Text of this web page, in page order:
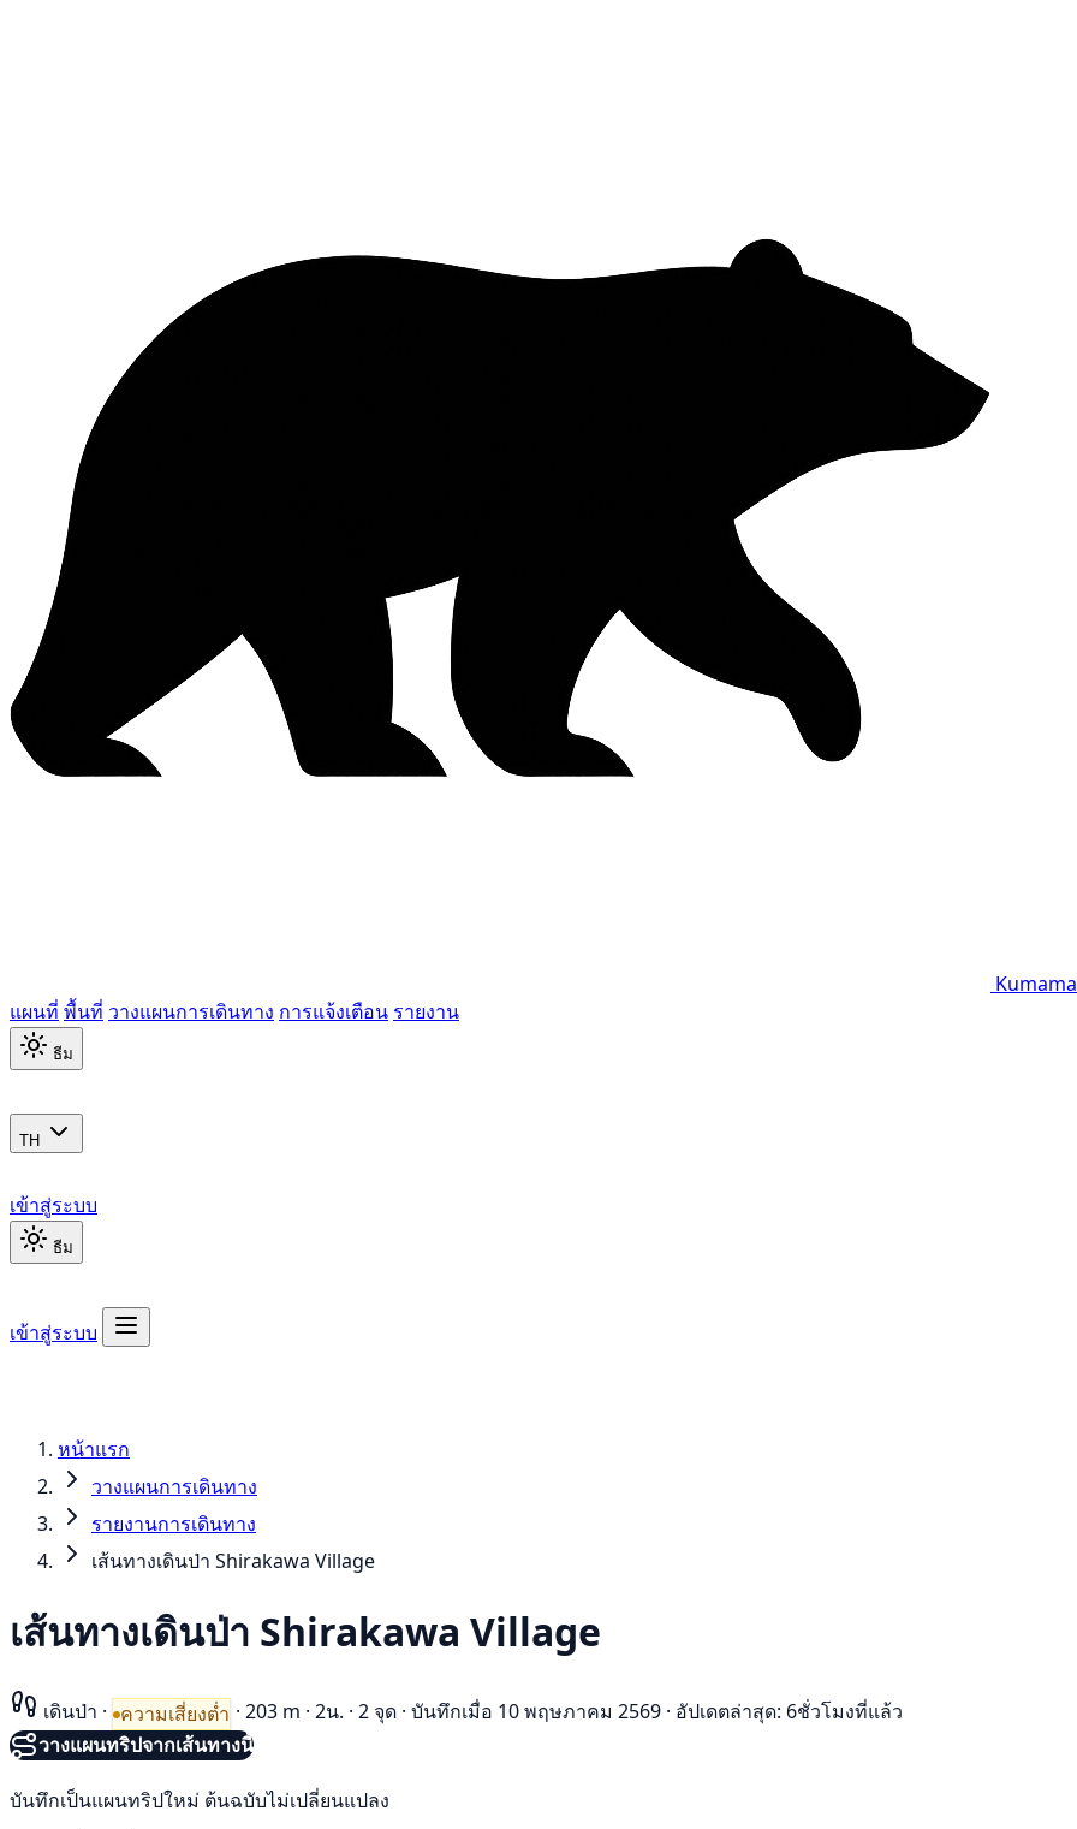
แผนที่ พื้นที่ วางแผนการเดินทาง การแจ้งเตือน รายงาน
ธีม
TH
เข้าสู่ระบบ
ธีม
เข้าสู่ระบบ
หน้าแรก
วางแผนการเดินทาง
รายงานการเดินทาง
เส้นทางเดินป่า Shirakawa Village
เส้นทางเดินป่า Shirakawa Village
เดินป่า · ความเสี่ยงต่ำ · 203 m · 2น. · 2 จุด · บันทึกเมื่อ 10 พฤษภาคม 2569 · อัปเดตล่าสุด: 6ชั่วโมงที่แล้ว
วางแผนทริปจากเส้นทางนี้
บันทึกเป็นแผนทริปใหม่ ต้นฉบับไม่เปลี่ยนแปลง